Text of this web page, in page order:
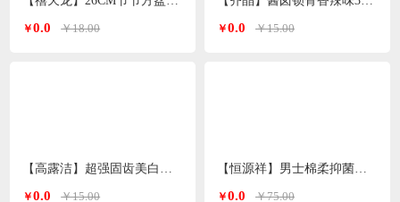
￥0.0 ￥18.00
￥0.0 ￥15.00
￥0.0 ￥15.00
￥0.0 ￥75.00